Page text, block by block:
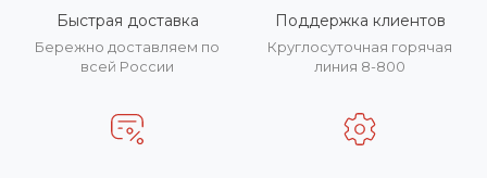
Быстрая доставка
Бережно доставляем по
всей России
Поддержка клиентов
Круглосуточная горячая
линия 8-800